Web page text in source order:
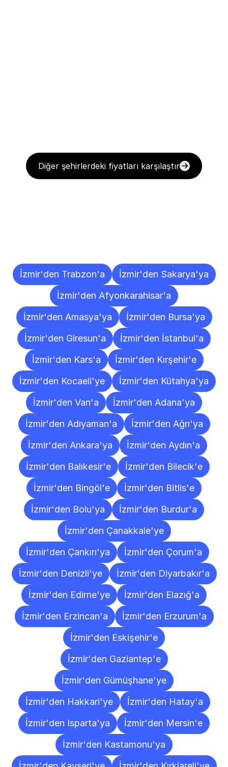
Diğer şehirlerdeki fiyatları karşılaştır
İzmir'den Trabzon'a
İzmir'den Sakarya'ya
İzmir'den Afyonkarahisar'a
İzmir'den Amasya'ya
İzmir'den Bursa'ya
İzmir'den Giresun'a
İzmir'den İstanbul'a
İzmir'den Kars'a
İzmir'den Kırşehir'e
İzmir'den Kocaeli'ye
İzmir'den Kütahya'ya
İzmir'den Van'a
İzmir'den Adana'ya
İzmir'den Adıyaman'a
İzmir'den Ağrı'ya
İzmir'den Ankara'ya
İzmir'den Aydın'a
İzmir'den Balıkesir'e
İzmir'den Bilecik'e
İzmir'den Bingöl'e
İzmir'den Bitlis'e
İzmir'den Bolu'ya
İzmir'den Burdur'a
İzmir'den Çanakkale'ye
İzmir'den Çankırı'ya
İzmir'den Çorum'a
İzmir'den Denizli'ye
İzmir'den Diyarbakır'a
İzmir'den Edirne'ye
İzmir'den Elazığ'a
İzmir'den Erzincan'a
İzmir'den Erzurum'a
İzmir'den Eskişehir'e
İzmir'den Gaziantep'e
İzmir'den Gümüşhane'ye
İzmir'den Hakkari'ye
İzmir'den Hatay'a
İzmir'den Isparta'ya
İzmir'den Mersin'e
İzmir'den Kastamonu'ya